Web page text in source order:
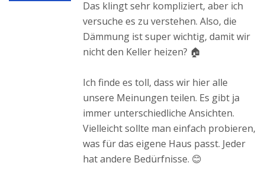
Das klingt sehr kompliziert, aber ich
versuche es zu verstehen. Also, die
Dämmung ist super wichtig, damit wir
nicht den Keller heizen? 🏠
Ich finde es toll, dass wir hier alle
unsere Meinungen teilen. Es gibt ja
immer unterschiedliche Ansichten.
Vielleicht sollte man einfach probieren,
was für das eigene Haus passt. Jeder
hat andere Bedürfnisse. 😊